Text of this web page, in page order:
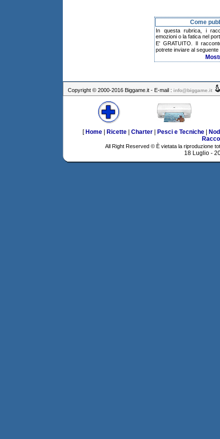
Come
In questa rubrica, i
emozioni o la fatica nel
E' GRATUITO. Il
potrete inviare al
Copyright © 2000-2016 Biggame.it - E-mail : info@biggame.it
[ Home| Ricette| Charter| Pesci e Tecniche|
All Right Reserved © È vietata la riproduzione
18 Luglio -